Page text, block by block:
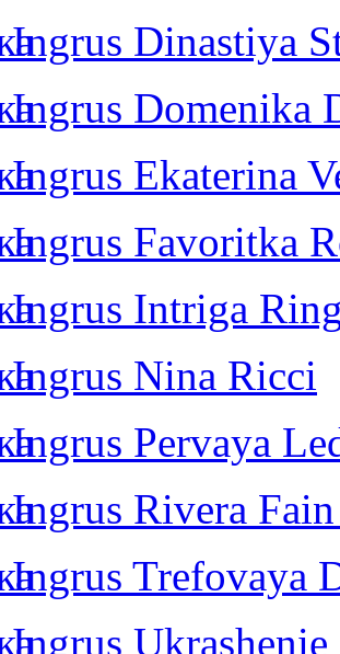
Ingrus Dinastiya
Ingrus Domenika
Ingrus Ekaterina
Ingrus Favoritka
Ingrus Intriga
Ingrus Nina Ricci
Ingrus Pervaya
Ingrus Rivera
Ingrus Trefovaya
Ingrus Ukrashenie